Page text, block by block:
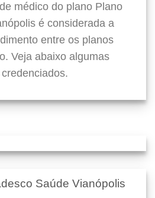
de médico do plano Plano
é considerada a
entre os planos
Veja abaixo algumas
Saúde Vianópolis